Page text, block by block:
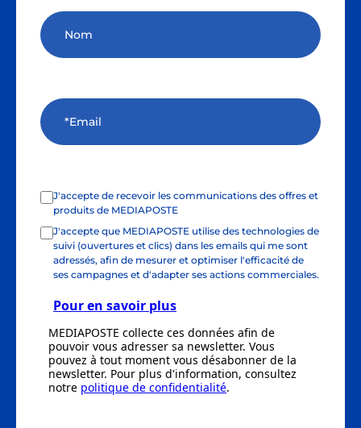
J'accepte de recevoir les communications des offres et
produits de MEDIAPOSTE
J'accepte que MEDIAPOSTE utilise des technologies de
suivi (ouvertures et clics) dans les emails qui me sont
adressés, afin de mesurer et optimiser l'efficacité de
ses campagnes et d'adapter ses actions commerciales.
Pour en savoir plus
MEDIAPOSTE collecte ces données afin de
pouvoir vous adresser sa newsletter. Vous
pouvez à tout moment vous désabonner de la
newsletter. Pour plus d'information, consultez
notre politique de confidentialité.